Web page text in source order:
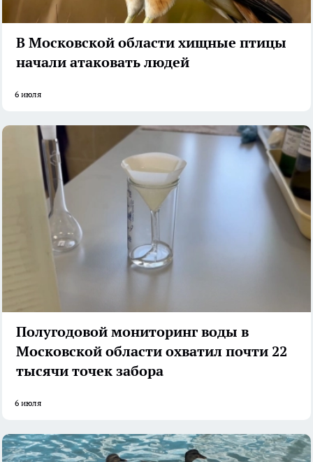
В Московской области хищные птицы
начали атаковать людей
6 июля
Полугодовой мониторинг воды в
Московской области охватил почти 22
тысячи точек забора
6 июля